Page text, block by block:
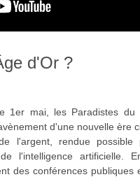
d'Or ?
mai, les Paradistes du
d'une nouvelle ère
l'argent, rendue possible
l'intelligence artificielle.
des conférences publiques